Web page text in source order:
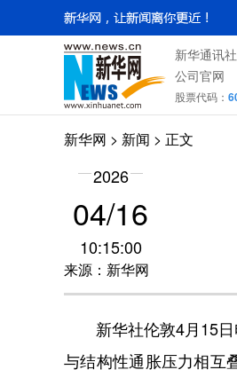
新华通讯
公司官网
股票代码：
新华网 > 新闻 > 正文
2026
04/16
10:15:00
来源：新华网
新华社伦敦4月15日
与结构性通胀压力相互